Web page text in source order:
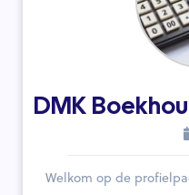
DMK
Welkom op de